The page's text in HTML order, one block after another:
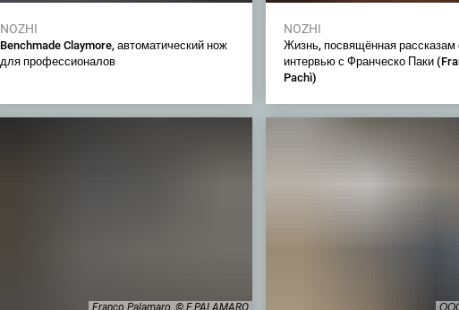
NOZHI
Benchmade Claymore, автоматический нож
для профессионалов
NOZHI
Жизнь, посвящённая рассказам
интервью с Франческо Паки
Pachì)
Franco Palamaro, © F.PALAMARO